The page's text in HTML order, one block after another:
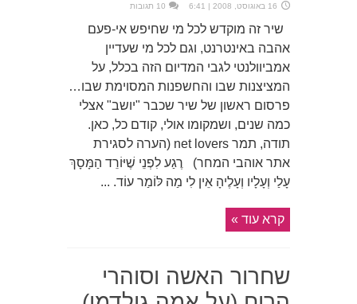
16 באוגוסט, 2008 | 6:41 10 תגובות
שיר זה מוקדש לכל מי שחיפש אי-פעם
אהבה באינטרנט, וגם לכל מי שעדיין
אמביוולנטי לגבי המדיום הזה בכלל, על
המציצנות שבו והחשפנות המסוימת שבו…
פרסום ראשון של שיר שכבר "יושב" אצלי
כמה שנים, ושמקומו אולי, קודם כל, כאן.
תודה, תמר net lovers (הערה לסגירת
אתר אוהבי המחר) רֶגַע לִפְנֵי שֶׁיּוֹרֵד הַמָּסָךְ
עָלַי וְעָלָיו וְעָלֶיהָ אֵין לִי מַה לּוֹמַר עוֹד. ...
קרא עוד »
שחרור האשה וסוהרי